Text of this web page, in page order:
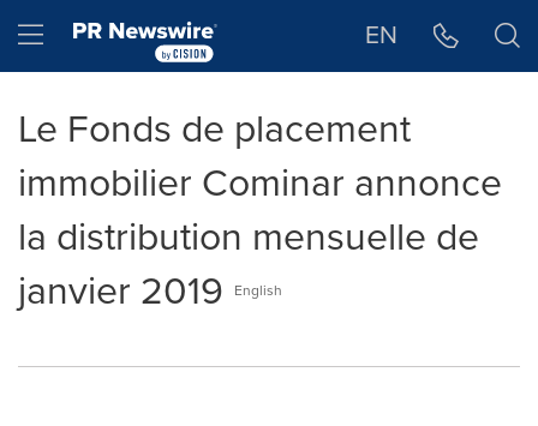
Hamburger menu EN
Le Fonds de placement
immobilier Cominar annonce
la distribution mensuelle de
janvier 2019
English